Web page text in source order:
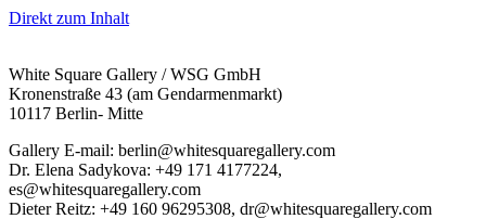
Direkt zum Inhalt
White Square Gallery / WSG GmbH
Kronenstraße 43 (am Gendarmenmarkt)
10117 Berlin- Mitte
Gallery E-mail: berlin@whitesquaregallery.com
Dr. Elena Sadykova: +49 171 4177224,
es@whitesquaregallery.com
Dieter Reitz: +49 160 96295308, dr@whitesquaregallery.com